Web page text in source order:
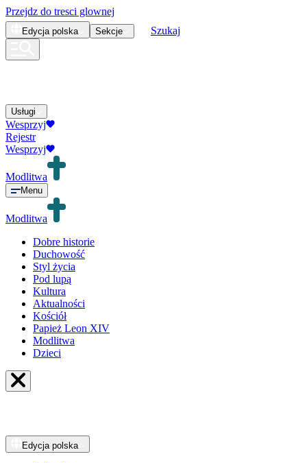
Przejdz do tresci glownej
Edycja polska Sekcje Szukaj
Usługi
Wesprzyj
Rejestr
Wesprzyj
Modlitwa
Menu
Modlitwa
Dobre historie
Duchowość
Styl życia
Pod lupą
Kultura
Aktualności
Kościół
Papież Leon XIV
Modlitwa
Dzieci
Edycja polska